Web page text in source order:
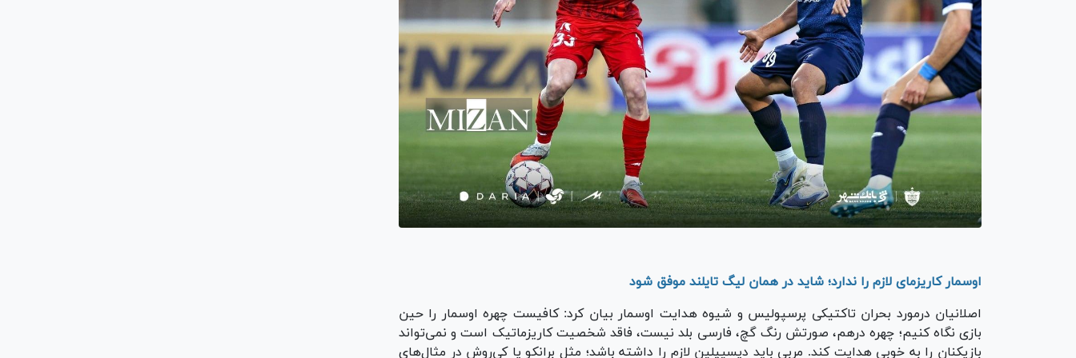
اوسمار کاریزمای لازم را ندارد؛ شاید در همان لیگ تایلند موفق شود
اصلانیان درمورد بحران تاکتیکی پرسپولیس و شیوه هدایت اوسمار بیان کرد: کافیست چهره اوسمار را حین
بازی نگاه کنیم؛ چهره درهم، صورتش رنگ گچ، فارسی بلد نیست، فاقد شخصیت کاریزماتیک است و نمی‌تواند
بازیکنان را به خوبی هدایت کند. مربی باید دیسیپلین لازم را داشته باشد؛ مثل برانکو یا کی‌روش در مثال‌های